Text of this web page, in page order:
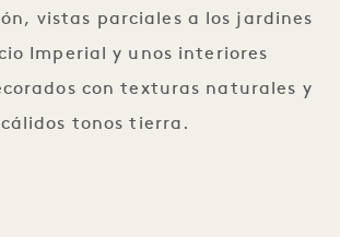
vistas parciales a los jardines
Imperial y unos interiores
con texturas naturales y
cálidos tonos tierra.